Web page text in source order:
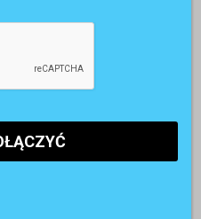
korzysta ze sztucznej